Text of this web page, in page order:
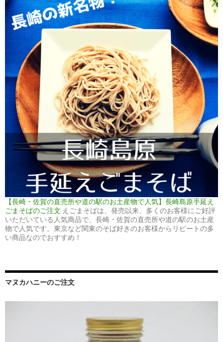
【長崎・佐賀の直売所や道の駅のお土産物で人気】長崎島原手延え
ごまそばのご注文 えごまそばは、発売以来、多くのお客様にご好評
いただいている人気商品で、長崎・佐賀の直売所や道の駅のお土産
物で人気です。東京など関東のそば好きのお客様からリピートの多
い商品なのでおすすめ！
マヌカハニーのご注文